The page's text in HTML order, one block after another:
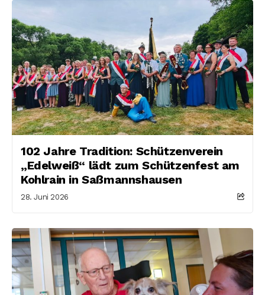
102 Jahre Tradition: Schützenverein
„Edelweiß“ lädt zum Schützenfest am
Kohlrain in Saßmannshausen
28. Juni 2026